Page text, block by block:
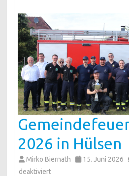
2026 in Hülsen
Mirko Biernath 15. Juni 2026
deaktiviertfür